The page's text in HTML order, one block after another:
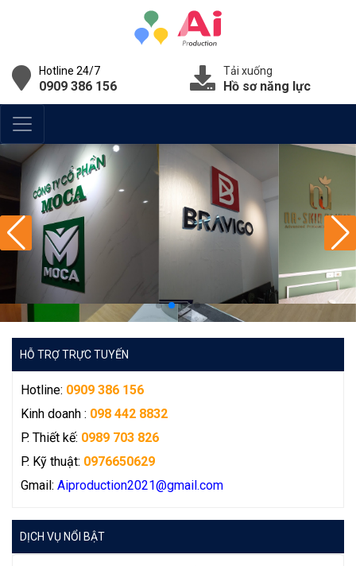
Hotline 24/7
0909 386 156
Tải xuống
Hồ sơ năng lực
HỖ TRỢ TRỰC TUYẾN
Hotline: 0909 386 156
Kinh doanh : 098 442 8832
P. Thiết kế: 0989 703 826
P. Kỹ thuật: 0976650629
Gmail: Aiproduction2021@gmail.com
DỊCH VỤ NỔI BẬT